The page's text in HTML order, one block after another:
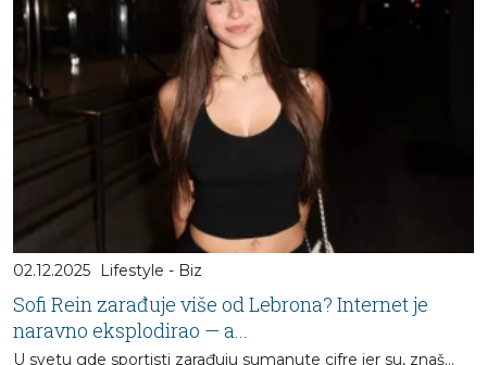
02.12.2025 Lifestyle - Biz
Sofi Rein zarađuje više od Lebrona? Internet je
naravno eksplodirao — a...
U svetu gde sportisti zarađuju sumanute cifre jer su, znaš…